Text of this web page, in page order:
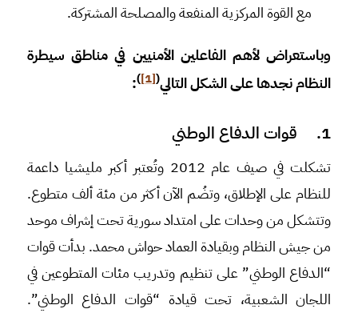
مع القوة المركزية المنفعة والمصلحة المشتركة.
وباستعراض لأهم الفاعلين الأمنيين في مناطق سيطرة
النظام نجدها على الشكل التالي(
[1]
)
:
1. قوات الدفاع الوطني
تشكلت في صيف عام 2012 وتُعتبر أكبر مليشيا داعمة
للنظام على الإطلاق، وتضُم الآن أكثر من مئة ألف متطوع.
وتتشكل من وحدات على امتداد سورية تحت إشراف موحد
من جيش النظام وبقيادة العماد حواش محمد. بدأت قوات
“الدفاع الوطني” على تنظيم وتدريب مئات المتطوعين في
اللجان الشعبية، تحت قيادة “قوات الدفاع الوطني”.